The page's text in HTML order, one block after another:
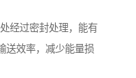
经过密封处理，能有
送效率，减少能量损